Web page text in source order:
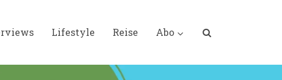
Lifestyle Reise Abo